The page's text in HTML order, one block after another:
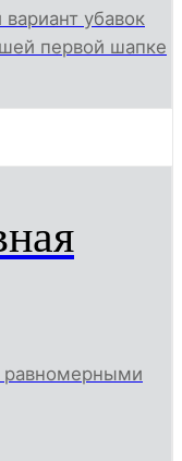
убавок
первой шапке
равномерными